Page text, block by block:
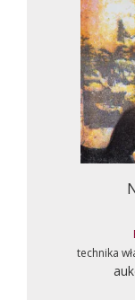
technika